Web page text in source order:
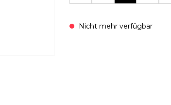
Nicht mehr verfügbar